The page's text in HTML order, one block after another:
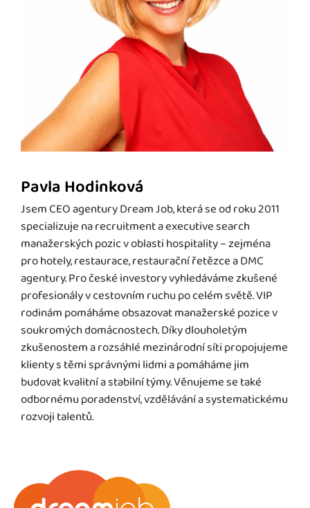
Pavla Hodinková
Jsem CEO agentury Dream Job, která se od roku 2011
specializuje na recruitment a executive search
manažerských pozic v oblasti hospitality – zejména
pro hotely, restaurace, restaurační řetězce a DMC
agentury. Pro české investory vyhledáváme zkušené
profesionály v cestovním ruchu po celém světě. VIP
rodinám pomáháme obsazovat manažerské pozice v
soukromých domácnostech. Díky dlouholetým
zkušenostem a rozsáhlé mezinárodní síti propojujeme
klienty s těmi správnými lidmi a pomáháme jim
budovat kvalitní a stabilní týmy. Věnujeme se také
odbornému poradenství, vzdělávání a systematickému
rozvoji talentů.